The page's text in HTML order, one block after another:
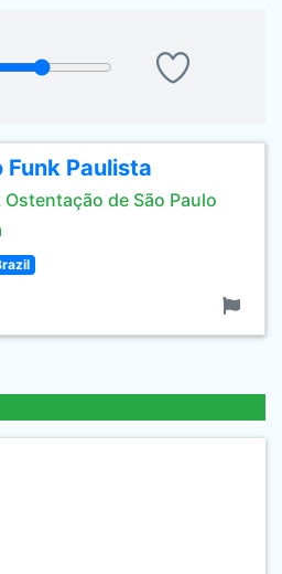
Funk Paulista
Ostentação de São Paulo